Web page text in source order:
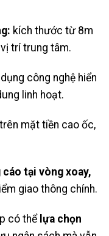
kích thước từ 8m
trí trung tâm.
công nghệ hiển
linh hoạt.
mặt tiền cao ốc,
tại vòng xoay,
giao thông chính.
có thể lựa chọn